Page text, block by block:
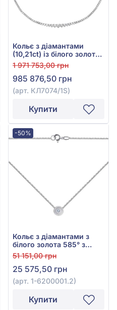
Кольє з діамантами
(10,21ct) із білого золота
585°, арт. КЛ7074/1S
1 971 753,00 грн
985 876,50 грн
(арт. КЛ7074/1S)
Купити
-50%
Кольє з діамантами з
білого золота 585° з
діамантом 0,03ct, арт. 1-
6200001.2
51 151,00 грн
25 575,50 грн
(арт. 1-6200001.2)
Купити